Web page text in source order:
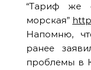
“Тариф же
морская”
Напомню,
ранее
проблемы в